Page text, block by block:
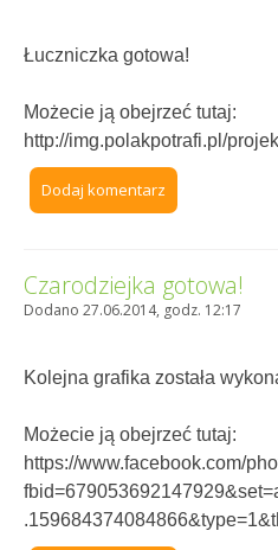
Łuczniczka gotowa!
Możecie ją obejrzeć tutaj:
http://img.polakpotrafi.pl/
Dodaj komentarz
Czarodziejka gotowa!
Dodano 27.06.2014, godz. 12:17
Kolejna grafika została
Możecie ją obejrzeć tutaj:
https://www.facebook.com/